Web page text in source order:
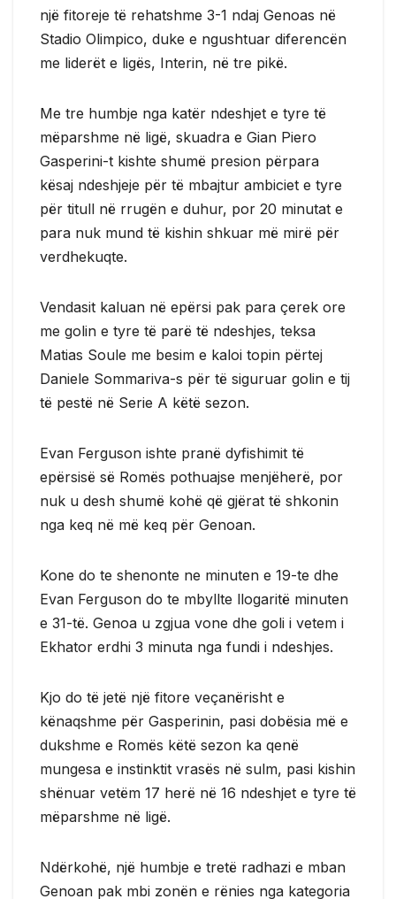
një fitoreje të rehatshme 3-1 ndaj Genoas në
Stadio Olimpico, duke e ngushtuar diferencën
me liderët e ligës, Interin, në tre pikë.
Me tre humbje nga katër ndeshjet e tyre të
mëparshme në ligë, skuadra e Gian Piero
Gasperini-t kishte shumë presion përpara
kësaj ndeshjeje për të mbajtur ambiciet e tyre
për titull në rrugën e duhur, por 20 minutat e
para nuk mund të kishin shkuar më mirë për
verdhekuqte.
Vendasit kaluan në epërsi pak para çerek ore
me golin e tyre të parë të ndeshjes, teksa
Matias Soule me besim e kaloi topin përtej
Daniele Sommariva-s për të siguruar golin e tij
të pestë në Serie A këtë sezon.
Evan Ferguson ishte pranë dyfishimit të
epërsisë së Romës pothuajse menjëherë, por
nuk u desh shumë kohë që gjërat të shkonin
nga keq në më keq për Genoan.
Kone do te shenonte ne minuten e 19-te dhe
Evan Ferguson do te mbyllte llogaritë minuten
e 31-të. Genoa u zgjua vone dhe goli i vetem i
Ekhator erdhi 3 minuta nga fundi i ndeshjes.
Kjo do të jetë një fitore veçanërisht e
kënaqshme për Gasperinin, pasi dobësia më e
dukshme e Romës këtë sezon ka qenë
mungesa e instinktit vrasës në sulm, pasi kishin
shënuar vetëm 17 herë në 16 ndeshjet e tyre të
mëparshme në ligë.
Ndërkohë, një humbje e tretë radhazi e mban
Genoan pak mbi zonën e rënies nga kategoria